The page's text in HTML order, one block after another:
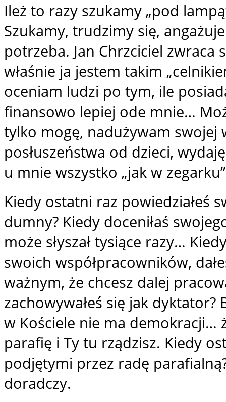
Ileż to razy szukamy „pod
Szukamy, trudzimy się,
potrzeba. Jan Chrzciciel zwraca
właśnie ja jestem takim
oceniam ludzi po tym, ile
finansowo lepiej ode mnie…
tylko mogę, nadużywam swojej
posłuszeństwa od dzieci,
u mnie wszystko „jak w
Kiedy ostatni raz powiedziałeś
dumny? Kiedy doceniłaś
może słyszał tysiące razy…
swoich współpracowników,
ważnym, że chcesz dalej
zachowywałeś się jak
w Kościele nie ma demokracji…
parafię i Ty tu rządzisz. Kiedy
podjętymi przez radę
doradczy.